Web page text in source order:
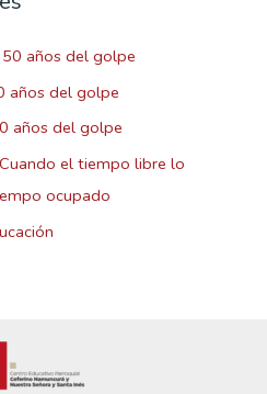
años del golpe
años del golpe
años del golpe
Cuando el tiempo libre lo
ocupado